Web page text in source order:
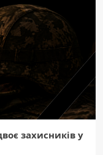
захисників у